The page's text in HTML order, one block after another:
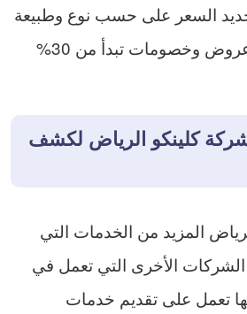
السعر على حسب نوع وطبيعة
الخدمة، وتقدم أيضاً عروض وخصومات تبدأ من 30%
كلينكو الرياض لكشف
المزيد من الخدمات التي
الأخرى التي تعمل في
تعمل على تقديم خدمات